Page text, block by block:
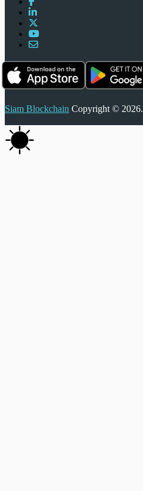
Siam Blockchain Copyright © 2026.